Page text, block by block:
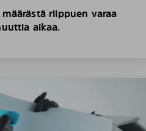
riippuen varaa
aikaa.